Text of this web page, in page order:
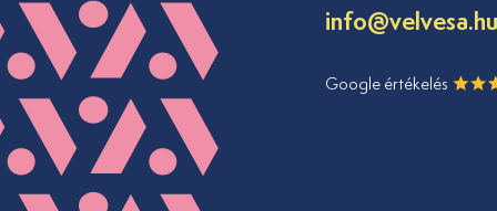
info@velvesa.hu
Google értékelés